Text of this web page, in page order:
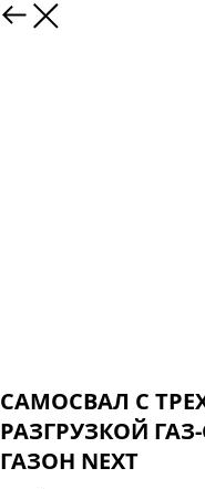
САМОСВАЛ С
РАЗГРУЗКОЙ
ГАЗОН NEXT